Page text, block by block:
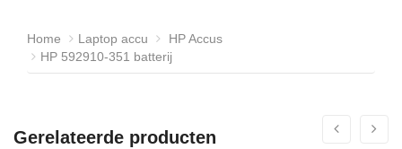
Home Laptop accu
HP Accus
HP 592910-351 batterij
Gerelateerde producten